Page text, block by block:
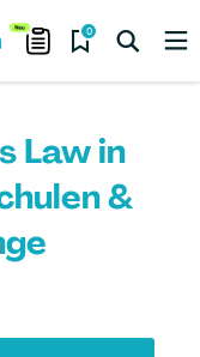
0
Law in
&